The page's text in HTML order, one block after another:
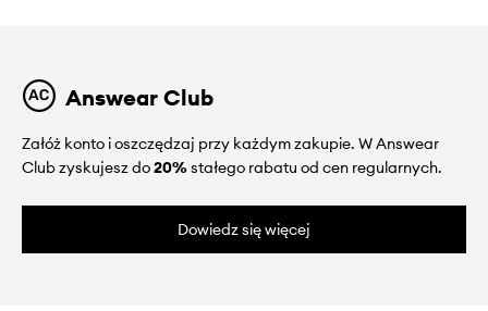
Answear Club
Załóż konto i oszczędzaj przy każdym zakupie. W Answear
Club zyskujesz do20%stałego rabatu od cen regularnych.
Dowiedz się więcej